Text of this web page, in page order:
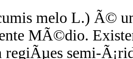
melo L.) Ã©
MÃ©dio.
regiÃµes semi-